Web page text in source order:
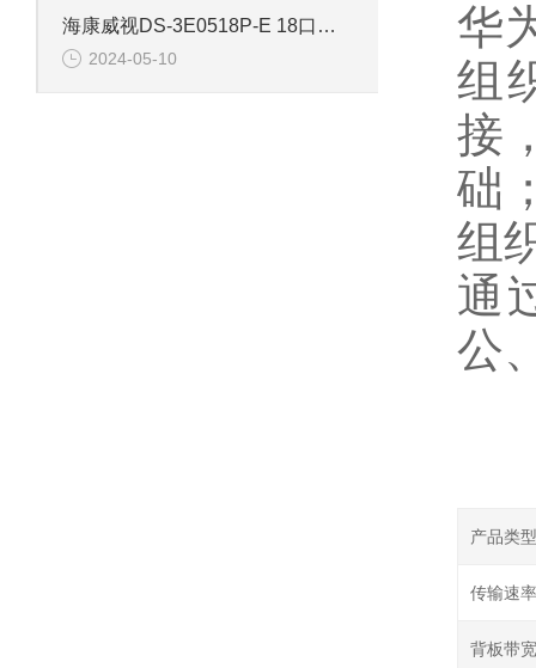
海康威视DS-3E0518P-E 18口千兆POE交换机
2024-05-10
华
组
接
础
组
通
公
产品类型
传输速率
背板带宽